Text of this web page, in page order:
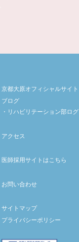
京都大原オフィシャルサイト
ブログ
リハビリテーション部ログ
アクセス
医師採用サイトはこちら
お問い合わせ
サイトマップ
プライバシーポリシー